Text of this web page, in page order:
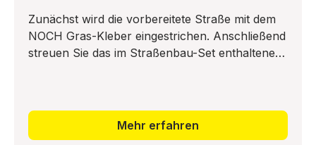
Zunächst wird die vorbereitete Straße mit dem
NOCH Gras-Kleber eingestrichen. Anschließend
streuen Sie das im Straßenbau-Set enthaltene
Mehr erfahren